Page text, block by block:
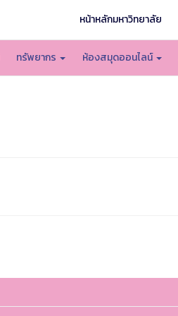
หน้าหลักมหาวิทยาลัย
ทรัพยากร ห้องสมุดออนไลน์